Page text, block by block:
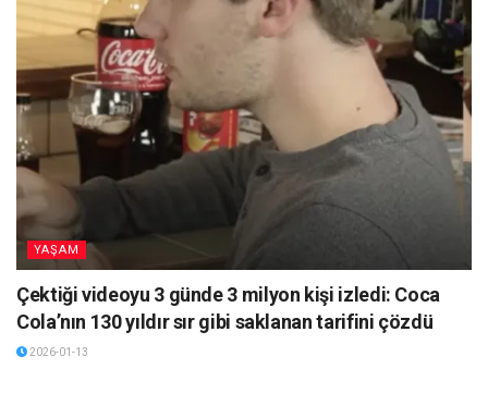
YAŞAM
Çektiği videoyu 3 günde 3 milyon kişi izledi: Coca
Cola’nın 130 yıldır sır gibi saklanan tarifini çözdü
2026-01-13